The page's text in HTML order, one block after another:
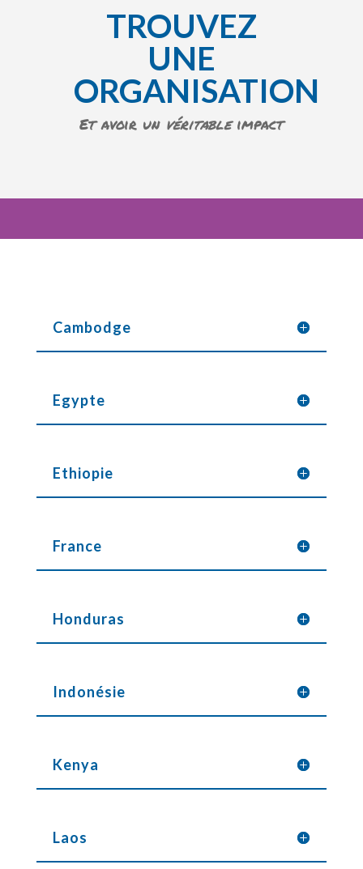
TROUVEZ
UNE
ORGANISATION
Et avoir un véritableimpact
Cambodge
Egypte
Ethiopie
France
Honduras
Indonésie
Kenya
Laos